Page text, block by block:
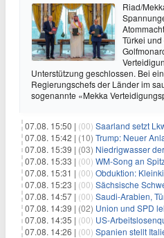
Riad/
Türkei
Unterstützung geschlossen. Bei
Regierungschefs der Länder im
sogenannte «Mekka
07.08. 15:50 | (00) Saarland setzt Lkw-
07.08. 15:42 | (10) Trump: Neuer Anlauf
07.08. 15:39 | (03) Niedrigwasser der
07.08. 15:33 | (00) WM-Song an Spitze der
07.08. 15:31 | (00) Obduktion:
07.08. 15:23 | (00) Sächsische
07.08. 14:57 | (00) Saudi-Arabien,
07.08. 14:39 | (02) Union und SPD
07.08. 14:35 | (00) US-
07.08. 14:26 | (00) Spanien stellt Italien